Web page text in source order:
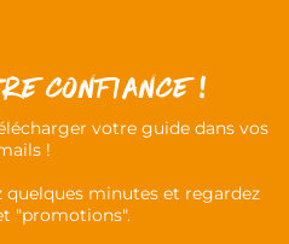
CONFIANCE !
votre guide dans vos
!
quelques minutes et regardez
"promotions".